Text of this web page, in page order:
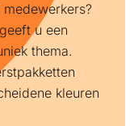
u een
thema.
kleuren